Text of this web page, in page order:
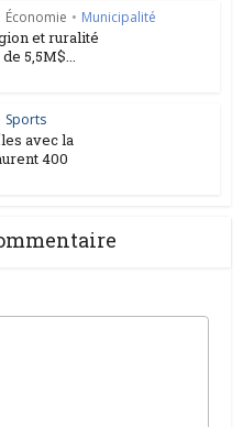
Économie • Municipalité
et ruralité
5,5M$...
Sports
avec la
400